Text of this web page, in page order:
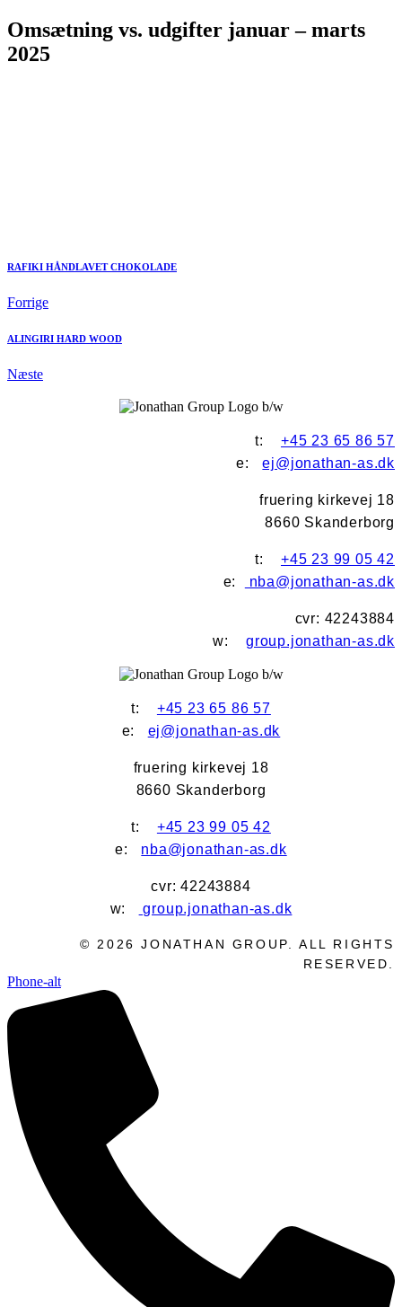
Omsætning vs. udgifter januar – marts
2025
RAFIKI HÅNDLAVET CHOKOLADE
Forrige
ALINGIRI HARD WOOD
Næste
t: +45 23 65 86 57
e:ej@jonathan-as.dk
fruering kirkevej 18
8660 Skanderborg
t: +45 23 99 05 42
e:
nba@jonathan-as.dk
cvr: 42243884
w: group.jonathan-as.dk
t: +45 23 65 86 57
e: ej@jonathan-as.dk
fruering kirkevej 18
8660 Skanderborg
t: +45 23 99 05 42
e: nba@jonathan-as.dk
cvr: 42243884
w:
group.jonathan-as.dk
© 2026 JONATHAN GROUP. ALL RIGHTS
RESERVED.
Phone-alt